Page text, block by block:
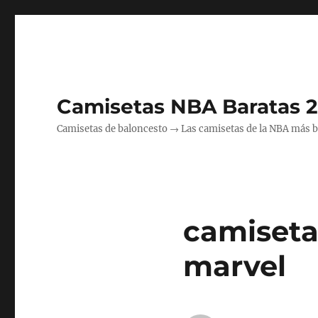
Camisetas NBA Baratas
Camisetas de baloncesto → Las camisetas de la NBA más
marvel